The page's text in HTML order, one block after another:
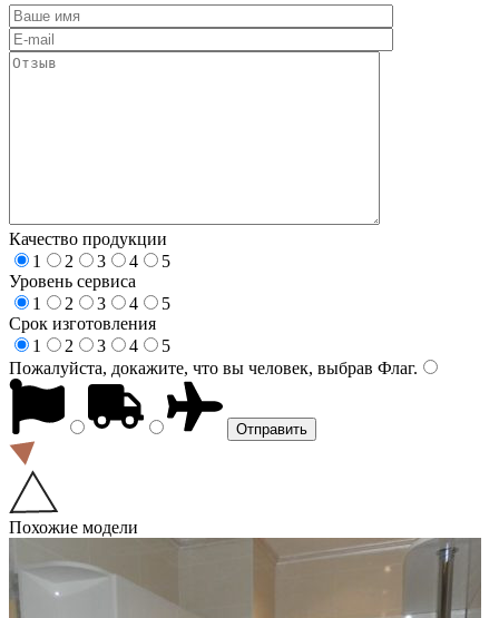
Качество продукции
1
2 3 4
5
Уровень сервиса
1
2 3 4
5
Срок изготовления
1
2 3 4
5
Пожалуйста, докажите, что вы человек, выбрав Флаг.
Похожие модели